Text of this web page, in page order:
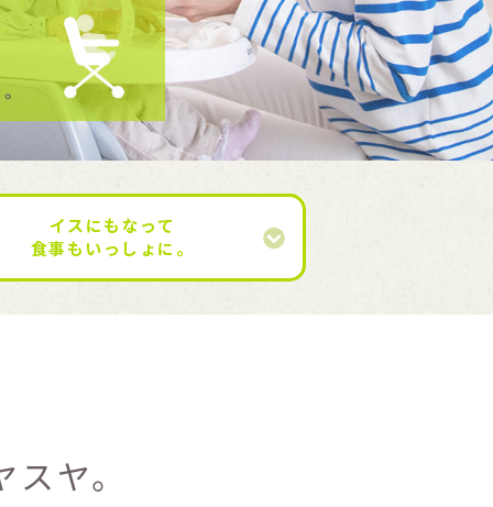
イスにもなって
食事もいっしょに。
ヤ。